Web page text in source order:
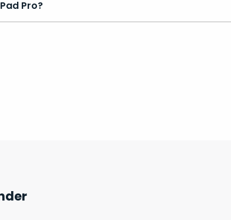
Pro?